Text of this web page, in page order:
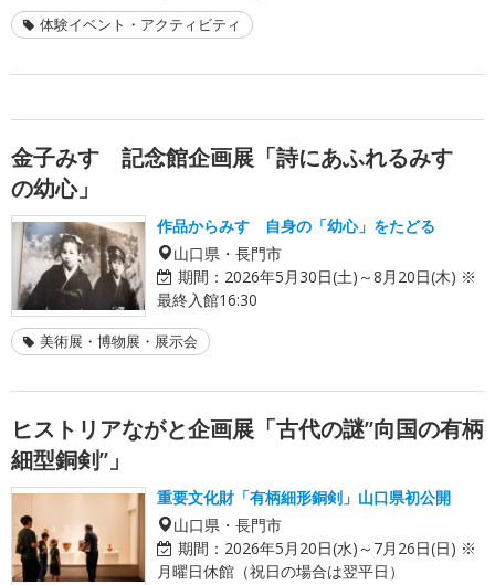
体験イベント・アクティビティ
金子みすゞ記念館企画展「詩にあふれるみすゞ
の幼心」
作品からみすゞ自身の「幼心」をたどる
山口県・長門市
期間： 2026年5月30日(土)～8月20日(木) ※
最終入館16:30
美術展・博物展・展示会
ヒストリアながと企画展「古代の謎”向国の有柄
細型銅剣”」
重要文化財「有柄細形銅剣」山口県初公開
山口県・長門市
期間： 2026年5月20日(水)～7月26日(日) ※
月曜日休館（祝日の場合は翌平日）